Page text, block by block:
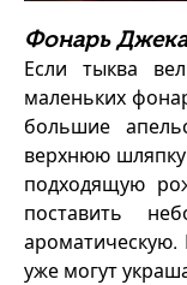
Фонарь
Если тыква
маленьких
большие
верхнюю
подходящую
поставить
уже могут